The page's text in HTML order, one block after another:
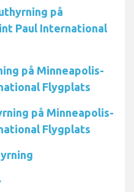
på
Paul International
på Minneapolis-
Flygplats
på Minneapolis-
Flygplats